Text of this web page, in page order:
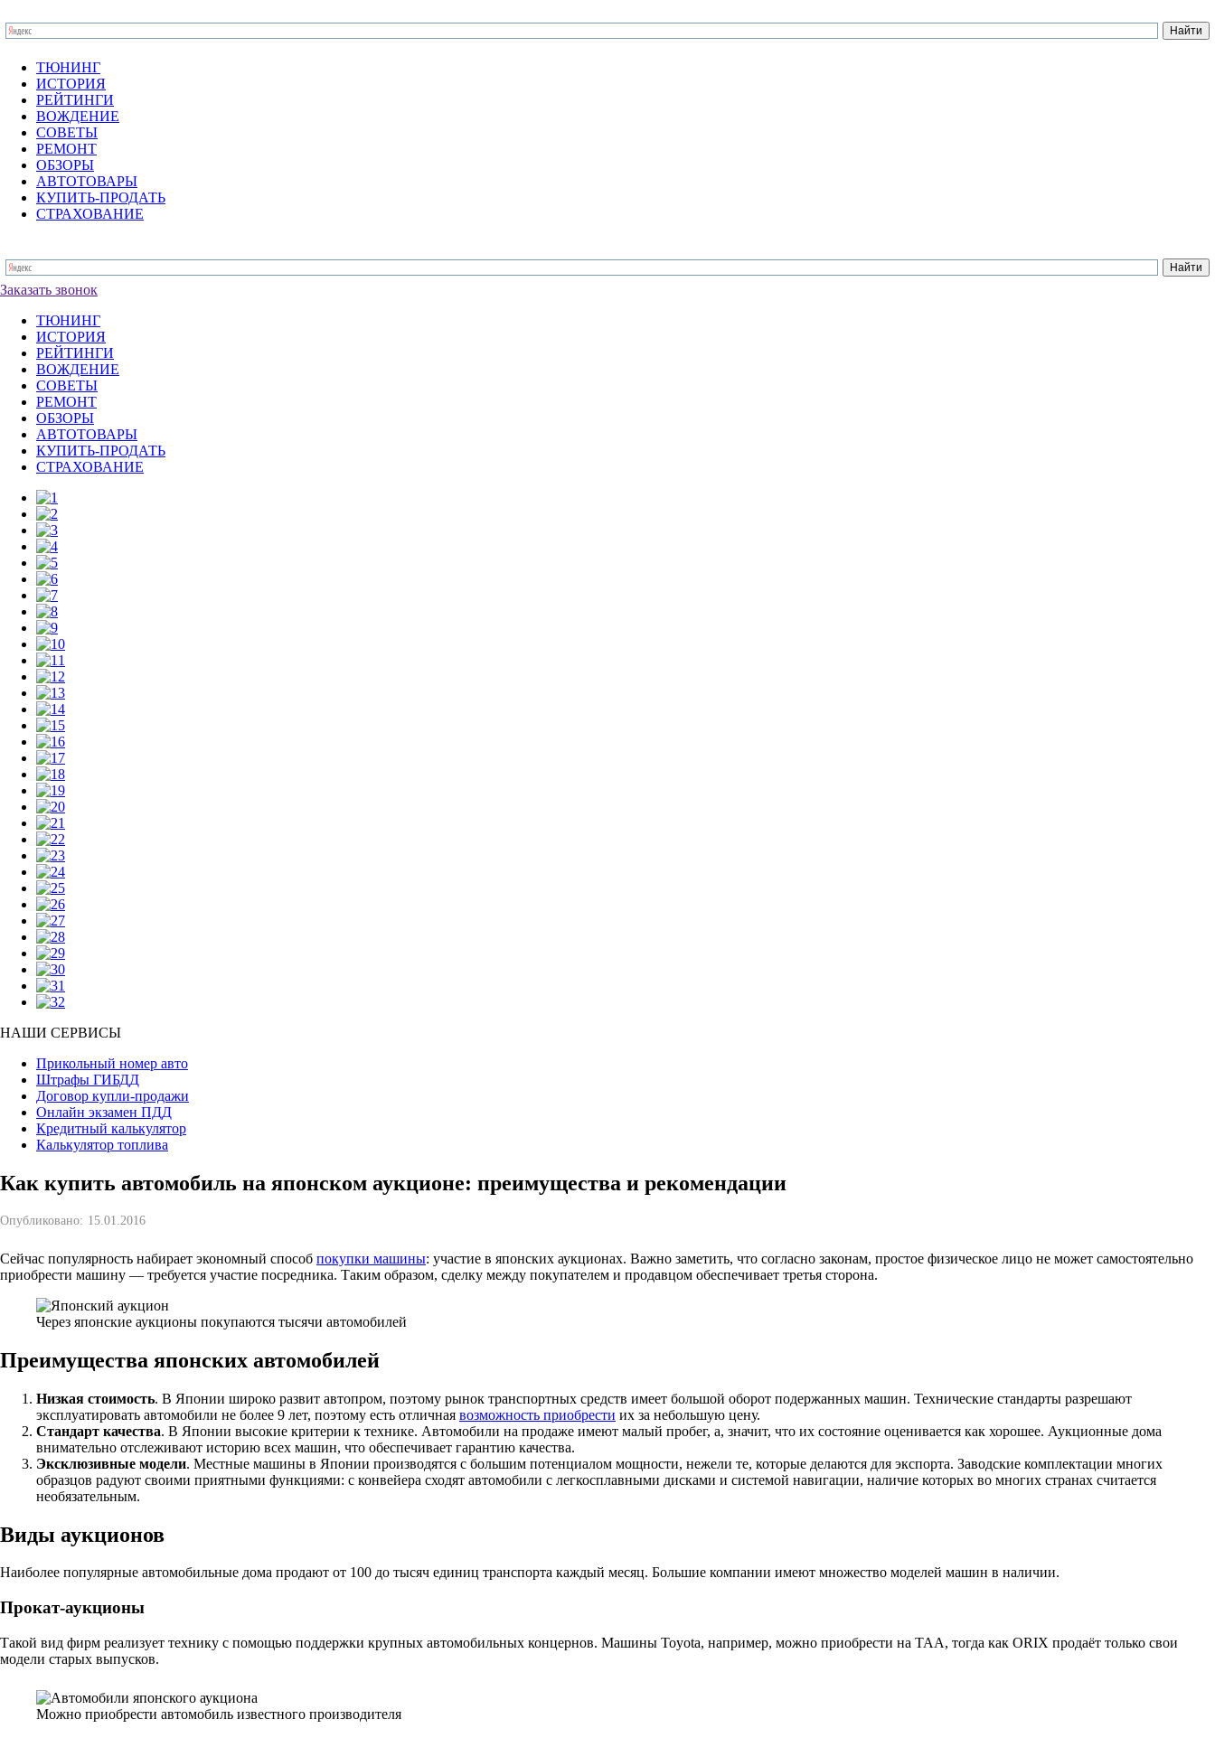
ТЮНИНГ
ИСТОРИЯ
РЕЙТИНГИ
ВОЖДЕНИЕ
СОВЕТЫ
РЕМОНТ
ОБЗОРЫ
АВТОТОВАРЫ
КУПИТЬ-ПРОДАТЬ
СТРАХОВАНИЕ
Заказать звонок
ТЮНИНГ
ИСТОРИЯ
РЕЙТИНГИ
ВОЖДЕНИЕ
СОВЕТЫ
РЕМОНТ
ОБЗОРЫ
АВТОТОВАРЫ
КУПИТЬ-ПРОДАТЬ
СТРАХОВАНИЕ
НАШИ СЕРВИСЫ
Прикольный номер авто
Штрафы ГИБДД
Договор купли-продажи
Онлайн экзамен ПДД
Кредитный калькулятор
Калькулятор топлива
Как купить автомобиль на японском аукционе: преимущества и рекомендации
Опубликовано: 15.01.2016
Сейчас популярность набирает экономный способ покупки машины: участие в японских аукционах. Важно заметить, что согласно законам, простое физическое лицо не может самостоятельно
приобрести машину — требуется участие посредника. Таким образом, сделку между покупателем и продавцом обеспечивает третья сторона.
Через японские аукционы покупаются тысячи автомобилей
Преимущества японских автомобилей
Низкая стоимость. В Японии широко развит автопром, поэтому рынок транспортных средств имеет большой оборот подержанных машин. Технические стандарты разрешают
эксплуатировать автомобили не более 9 лет, поэтому есть отличная возможность приобрести их за небольшую цену.
Стандарт качества. В Японии высокие критерии к технике. Автомобили на продаже имеют малый пробег, а, значит, что их состояние оценивается как хорошее. Аукционные дома
внимательно отслеживают историю всех машин, что обеспечивает гарантию качества.
Эксклюзивные модели. Местные машины в Японии производятся с большим потенциалом мощности, нежели те, которые делаются для экспорта. Заводские комплектации многих
образцов радуют своими приятными функциями: с конвейера сходят автомобили с легкосплавными дисками и системой навигации, наличие которых во многих странах считается
необязательным.
Виды аукционов
Наиболее популярные автомобильные дома продают от 100 до тысяч единиц транспорта каждый месяц. Большие компании имеют множество моделей машин в наличии.
Прокат-аукционы
Такой вид фирм реализует технику с помощью поддержки крупных автомобильных концернов. Машины Toyota, например, можно приобрести на TAA, тогда как ORIX продаёт только свои
модели старых выпусков.
Можно приобрести автомобиль известного производителя